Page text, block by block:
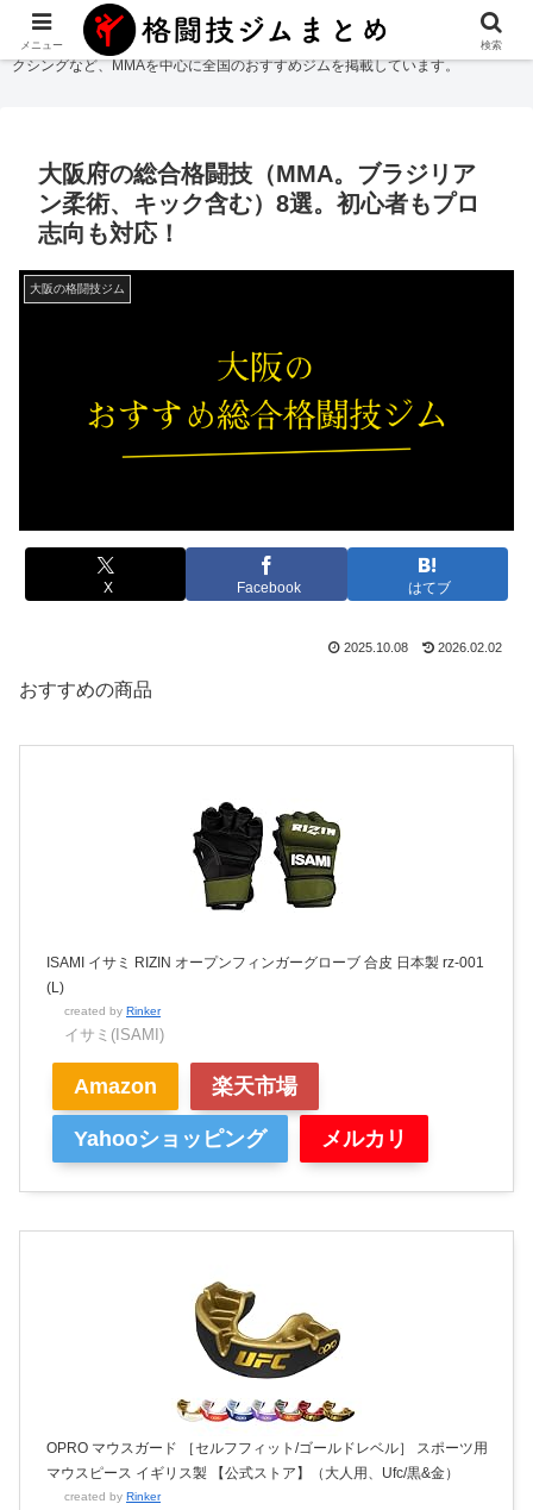
格闘技ジムまとめ
では総合格闘技・柔術・レスリング・キックボクシング・ボ
クシングなど、MMAを中心に全国のおすすめジムを掲載しています。
大阪府の総合格闘技（MMA。ブラジリア
ン柔術、キック含む）8選。初心者もプロ
志向も対応！
大阪の格闘技ジム
X Facebook はてブ
2025.10.08 2026.02.02
おすすめの商品
ISAMI イサミ RIZIN オープンフィンガーグローブ 合皮 日本製 rz-001
(L)
created by Rinker
イサミ(ISAMI)
Amazon 楽天市場
Yahooショッピング メルカリ
OPRO マウスガード ［セルフフィット/ゴールドレベル］ スポーツ用
マウスピース イギリス製 【公式ストア】（大人用、Ufc/黒&金）
created by Rinker
メニュー 検索